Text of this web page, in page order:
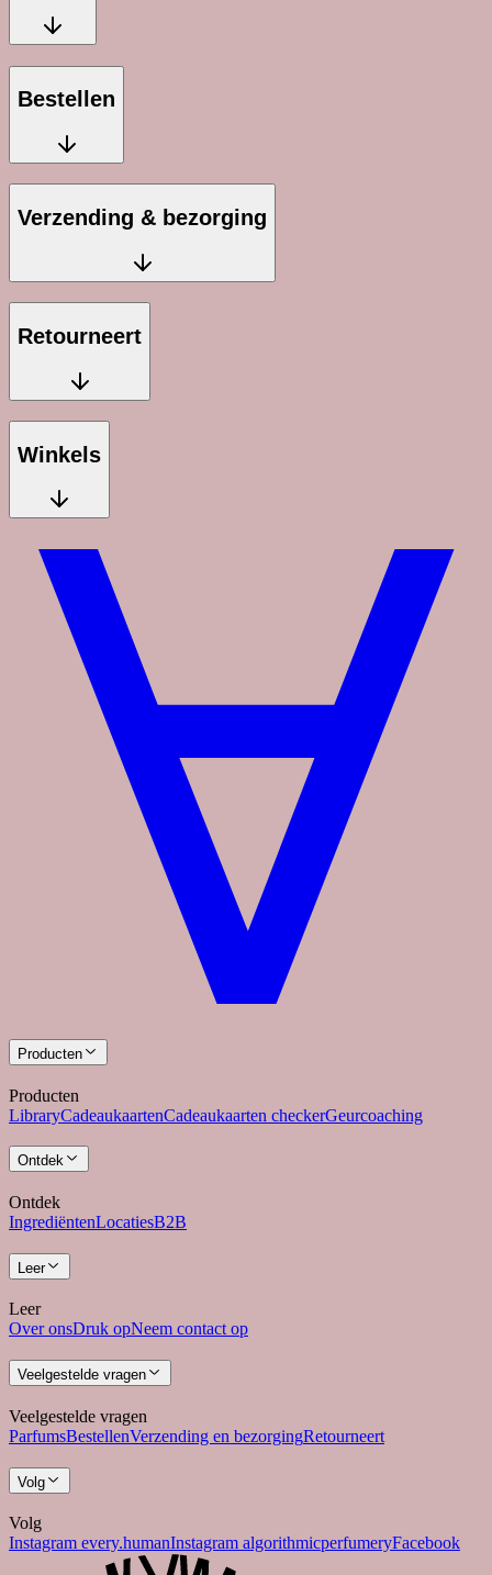
Bestellen
Verzending & bezorging
Retourneert
Winkels
Producten
Producten
LibraryCadeaukaartenCadeaukaarten checkerGeurcoaching
Ontdek
Ontdek
IngrediëntenLocatiesB2B
Leer
Leer
Over onsDruk opNeem contact op
Veelgestelde vragen
Veelgestelde vragen
ParfumsBestellenVerzending en bezorgingRetourneert
Volg
Volg
Instagram every.humanInstagram algorithmicperfumeryFacebook